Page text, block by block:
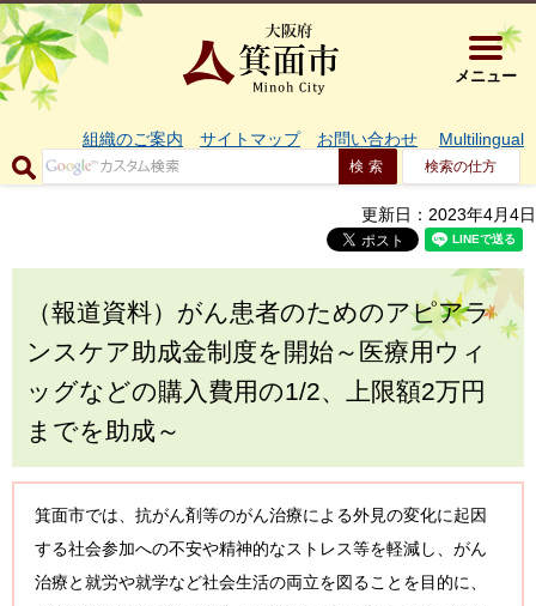
大阪府箕
メニュー
組織のご案内 サイトマップ お問い合わせ Multilingual
検索の仕方
更新日：2023年4月4日
（報道資料）がん患者のためのアピアラ
ンスケア助成金制度を開始～医療用ウィ
ッグなどの購入費用の1/2、上限額2万円
までを助成～
箕面市では、抗がん剤等のがん治療による外見の変化に起因
する社会参加への不安や精神的なストレス等を軽減し、がん
治療と就労や就学など社会生活の両立を図ることを目的に、